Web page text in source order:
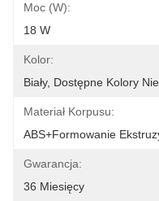
Moc (W):
18 W
Kolor:
Biały, Dostępne Kolory
Materiał Korpusu:
ABS+formowanie
Gwarancja:
36 Miesięcy